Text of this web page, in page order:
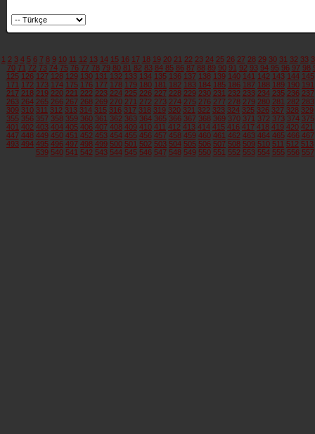
1 2 3 4 5 6 7 8 9 10 11 12 13 14 15 16 17 18 19 20 21 22 23 24 25 26 27 28 29 30 31 32 33
70 71 72 73 74 75 76 77 78 79 80 81 82 83 84 85 86 87 88 89 90 91 92 93 94 95 96 97 98
125 126 127 128 129 130 131 132 133 134 135 136 137 138 139 140 141 142 143 144 145
171 172 173 174 175 176 177 178 179 180 181 182 183 184 185 186 187 188 189 190 191
217 218 219 220 221 222 223 224 225 226 227 228 229 230 231 232 233 234 235 236 237
263 264 265 266 267 268 269 270 271 272 273 274 275 276 277 278 279 280 281 282 283
309 310 311 312 313 314 315 316 317 318 319 320 321 322 323 324 325 326 327 328 329
355 356 357 358 359 360 361 362 363 364 365 366 367 368 369 370 371 372 373 374 375
401 402 403 404 405 406 407 408 409 410 411 412 413 414 415 416 417 418 419 420 421
447 448 449 450 451 452 453 454 455 456 457 458 459 460 461 462 463 464 465 466 467
493 494 495 496 497 498 499 500 501 502 503 504 505 506 507 508 509 510 511 512 513
539 540 541 542 543 544 545 546 547 548 549 550 551 552 553 554 555 556 557